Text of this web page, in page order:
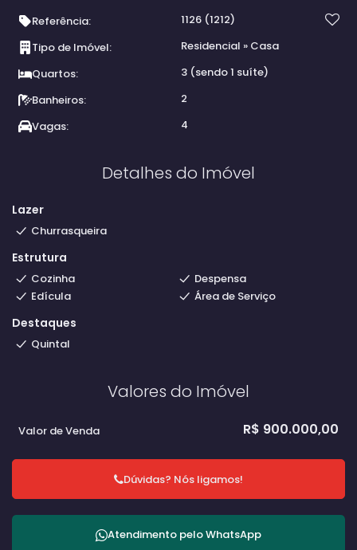
Referência: 1126 (1212)
Tipo de Imóvel:
Residencial » Casa
Quartos:
3 (sendo 1 suíte)
Banheiros:
2
Vagas:
4
Detalhes do Imóvel
Lazer
Churrasqueira
Estrutura
Cozinha
Despensa
Edícula
Área de Serviço
Destaques
Quintal
Valores do Imóvel
R$ 900.000,00
Valor de Venda
Dúvidas? Nós ligamos!
Atendimento peloWhatsApp